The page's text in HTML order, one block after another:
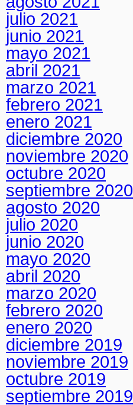
julio 2021
junio 2021
mayo 2021
abril 2021
marzo 2021
febrero 2021
enero 2021
diciembre 2020
noviembre 2020
octubre 2020
septiembre 2020
agosto 2020
julio 2020
junio 2020
mayo 2020
abril 2020
marzo 2020
febrero 2020
enero 2020
diciembre 2019
noviembre 2019
octubre 2019
septiembre 2019